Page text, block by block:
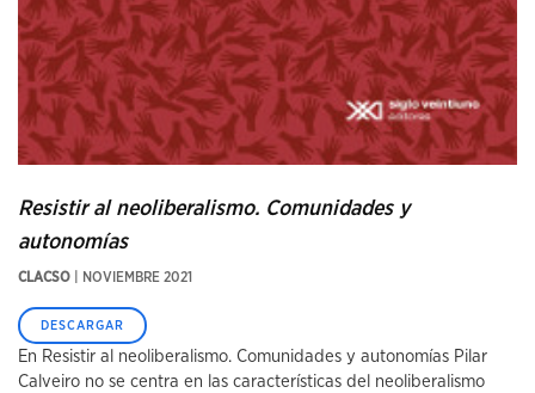
Resistir al neoliberalismo. Comunidades y
autonomías
CLACSO | NOVIEMBRE 2021
DESCARGAR
En Resistir al neoliberalismo. Comunidades y autonomías Pilar
Calveiro no se centra en las características del neoliberalismo